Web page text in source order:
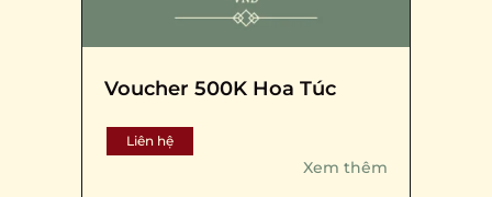
Voucher 500K Hoa Túc
Liên hệ
Xem thêm